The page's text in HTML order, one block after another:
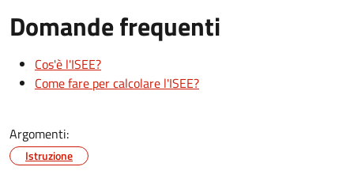
Domande frequenti
Cos'è l'ISEE?
Come fare per calcolare l'ISEE?
Argomenti:
Istruzione